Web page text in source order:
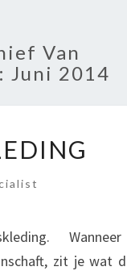
Van
Juni 2014
zit je wat